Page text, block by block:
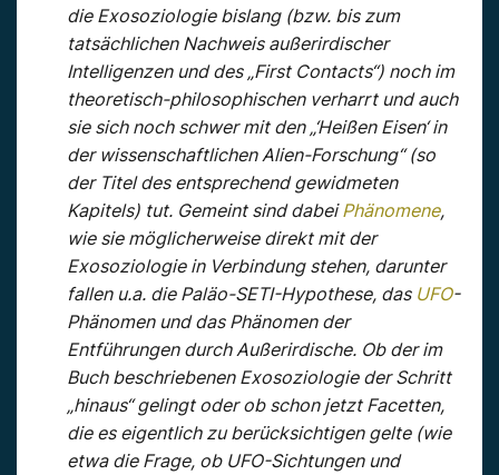
die Exosoziologie bislang (bzw. bis zum
tatsächlichen Nachweis außerirdischer
Intelligenzen und des „First Contacts“) noch im
theoretisch-philosophischen verharrt und auch
sie sich noch schwer mit den „‘Heißen Eisen‘ in
der wissenschaftlichen Alien-Forschung“ (so
der Titel des entsprechend gewidmeten
Kapitels) tut. Gemeint sind dabeiPhänomene,
wie sie möglicherweise direkt mit der
Exosoziologie in Verbindung stehen, darunter
fallen u.a. die Paläo-SETI-Hypothese, das UFO-
Phänomen und das Phänomen der
Entführungen durch Außerirdische. Ob der im
Buch beschriebenen Exosoziologie der Schritt
„hinaus“ gelingt oder ob schon jetzt Facetten,
die es eigentlich zu berücksichtigen gelte (wie
etwa die Frage, ob UFO-Sichtungen und